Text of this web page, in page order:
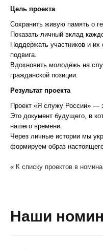
Цель проекта
Сохранить живую память о
Показать личный вклад
Поддержать участников и
подвига.
Вдохновить молодёжь на
гражданской позиции.
Результат проекта
Проект «Я служу России» —
Это документ будущего, в
нашего времени.
Через личные истории мы
формируем образ настоящего
« К списку проектов в
Наши